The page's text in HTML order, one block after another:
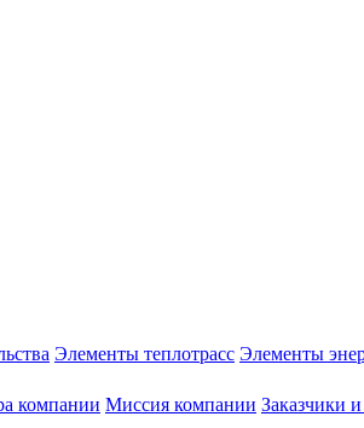
Элементы теплотрасс Элементы
компании Миссия компании Заказчики